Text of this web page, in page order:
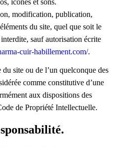
modification, publication,
du site, quel que soit le
sauf autorisation écrite
cuir-habillement.com/.
site ou de l’un quelconque des
comme constitutive d’une
aux dispositions des
de Propriété Intellectuelle.